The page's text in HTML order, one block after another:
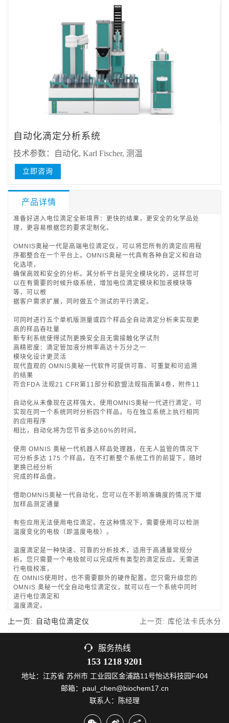
自动化滴定分析系统
技术参数： 自动化, Karl Fischer, 测温
立即咨询
产品详情
准备好进入电位滴定全新境界：更快的结果，更安全的化学品处
理，更容易根据您的要求定制化。
OMNIS奥秘一代是高端电位滴定仪，可以将您所有的滴定应用程
序都整合在一个平台上。OMNIS奥秘一代具有各种自定义和自动
化选项，
确保高效和安全的分析。其分析平台是完全模块化的，这样您可
以在有需要的时候升级系统，增加电位滴定模块和加液模块等
等，可以根
据客户需求扩展，同时做五个测试的平行滴定。
可同时进行五个单机版测量或四个样品全自动滴定分析来实现更
高的样品吞吐量
新专利系统使得试剂更换安全且无需接触化学试剂
高精密度：滴定管加液分辨率高达十万分之一
模块化设计更灵活
现代直观的 OMNIS奥秘一代软件可提供可靠、可重复和可追溯
的结果
符合FDA 法规21 CFR第11部分和欧盟法规指南第4卷，附件11
自动化从未像现在这样强大。使用OMNIS奥秘一代进行滴定，可
实现在同一个系统同时分析四个样品。与在独立系统上执行相同
的应用程序
相比，自动化将为您节省多达60%的时间。
使用 OMNIS 奥秘一代机器人样品处理器，在无人监管的情况下
可分析多达 175 个样品。在不打断整个系统工作的前提下，随时
更换已经分析
完成的样品盘。
借助OMNIS奥秘一代自动化，您可以在不影响准确度的情况下增
加样品测定通量
有些应用无法使用电位滴定。在这种情况下，需要使用可以检测
温度变化的电极（即温度电极）。
温度滴定是一种快速、可靠的分析技术，适用于高通量常规分
析。您只需要一个电极就可以完成所有类型的滴定反应。无需进
行电极校准，
在 OMNIS使用时，也不需要额外的硬件配置。您只需升级您的
OMNIS 奥秘一代全自动电位滴定仪，就可以在一个系统中同时
进行电位滴定和
温度滴定。
上一页: 自动电位滴定仪 上一页: 库伦法卡氏水分
服务热线
153 1218 9201
地址：江苏省 苏州市 工业园区金浦路11号怡达科技园F404
邮箱：paul_chen@biochem17.cn
联系人：陈经理